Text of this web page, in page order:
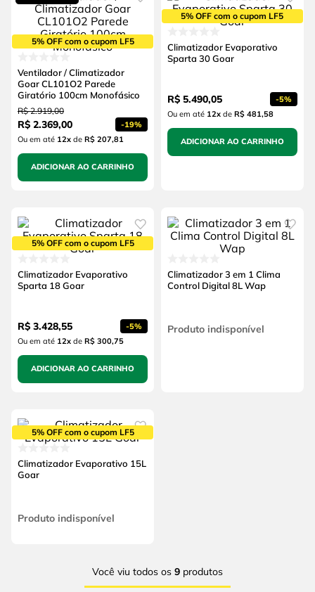
5% OFF com o cupom LF5
Ventilador / Climatizador
Goar CL101O2 Parede
Giratório 100cm Monofásico
R$ 2.919,00
R$ 2.369,00 -19%
Ou em até 12xde R$ 207,81
ADICIONAR AO CARRINHO
5% OFF com o cupom LF5
Climatizador Evaporativo
Sparta 30 Goar
R$ 5.490,05 -5%
Ou em até 12xde R$ 481,58
ADICIONAR AO CARRINHO
5% OFF com o cupom LF5
Climatizador Evaporativo
Sparta 18 Goar
R$ 3.428,55 -5%
Ou em até 12xde R$ 300,75
ADICIONAR AO CARRINHO
Climatizador 3 em 1 Clima
Control Digital 8L Wap
Produto indisponível
5% OFF com o cupom LF5
Climatizador Evaporativo 15L
Goar
Produto indisponível
Você viu todos os 9 produtos